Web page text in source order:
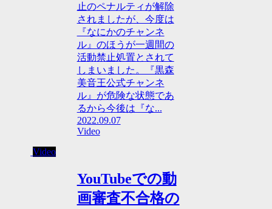
止のペナルティが解除
されましたが、今度は
『なにかのチャンネ
ル』のほうが一週間の
活動禁止処置とされて
しまいました。『黒森
美音王公式チャンネ
ル』が危険な状態であ
るから今後は『な...
2022.09.07
Video
Video
YouTubeでの動
画審査不合格の